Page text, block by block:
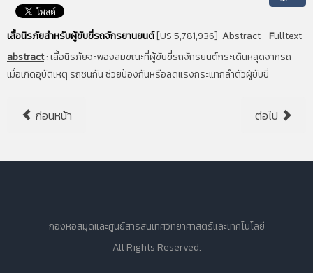
เสื้อนิรภัยสำหรับผู้ขับขี่รถจักรยานยนต์[US 5,781,936] Abstract Fulltext
abstract:เสื้อนิรภัยจะพองลมขณะที่ผู้ขับขี่รถจักรยนต์กระเด็นหลุดจากรถ
เมื่อเกิดอุบัติเหตุ รถชนกัน ช่วยป้องกันหรือลดแรงกระแทกลำตัวผู้ขับขี่
ก่อนหน้า ต่อไป
กองหอสมุดและศูนย์สารสนเทศวิทยาศาสตร์และเทคโนโลยี
All Rights Reserved.